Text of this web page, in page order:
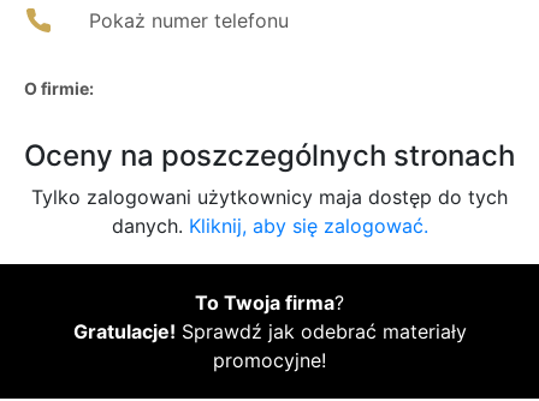
Pokaż numer telefonu
O firmie:
Oceny na poszczególnych stronach
Tylko zalogowani użytkownicy maja dostęp do tych
danych. Kliknij, aby się zalogować.
To Twoja firma?
Gratulacje! Sprawdź jak odebrać materiały
promocyjne!